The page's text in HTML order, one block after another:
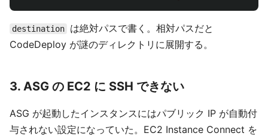
destination
は絶対パスで書く。相対パスだと
CodeDeploy が謎のディレクトリに展開する。
3. ASG の EC2 に SSH できない
ASG が起動したインスタンスにはパブリック IP が自動付
与されない設定になっていた。EC2 Instance Connect を